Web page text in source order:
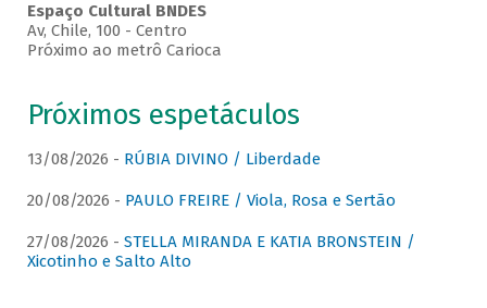
Espaço Cultural BNDES
Av, Chile, 100 - Centro
Próximo ao metrô Carioca
Próximos espetáculos
13/08/2026 - RÚBIA DIVINO / Liberdade
20/08/2026 - PAULO FREIRE / Viola, Rosa e Sertão
27/08/2026 - STELLA MIRANDA E KATIA BRONSTEIN /
Xicotinho e Salto Alto